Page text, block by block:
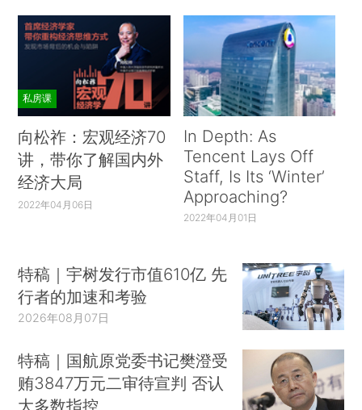
私房课
向松祚：宏观经济70
讲，带你了解国内外
经济大局
2022年04月06日
In Depth: As
Tencent Lays Off
Staff, Is Its ‘Winter’
Approaching?
2022年04月01日
特稿｜宇树发行市值610亿 先
行者的加速和考验
2026年08月07日
特稿｜国航原党委书记樊澄受
贿3847万元二审待宣判 否认
大多数指控